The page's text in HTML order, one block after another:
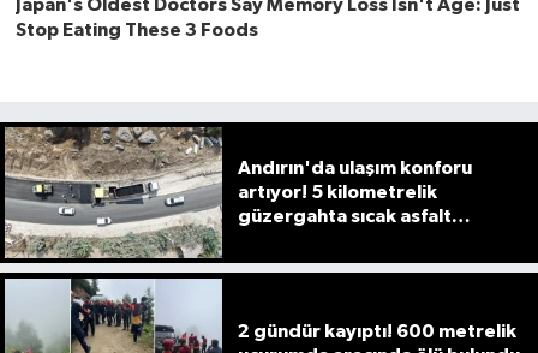
Andırın'da ulaşım konforu
artıyor! 5 kilometrelik
güzergahta sıcak asfalt
2 gündür kayıptı! 600 metrelik